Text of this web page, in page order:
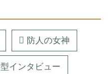
防人の女神
インタビュー